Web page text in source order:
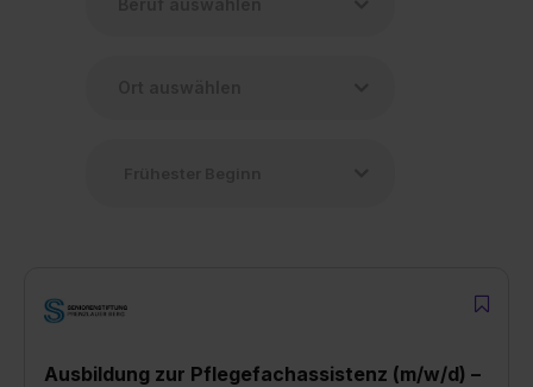
Ausbildung zur Pflegefachassistenz (m/w/d) –